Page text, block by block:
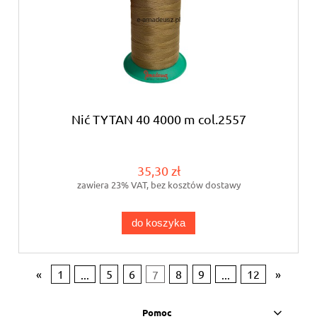
Nić TYTAN 40 4000 m col.2557
35,30 zł
zawiera 23% VAT, bez kosztów dostawy
do koszyka
« 1 5 6 7 8 9 12 »
Pomoc